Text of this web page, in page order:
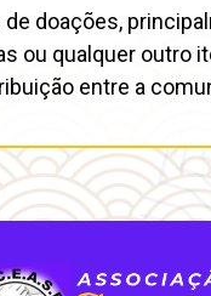
doações,
ou qualquer outro
entre a